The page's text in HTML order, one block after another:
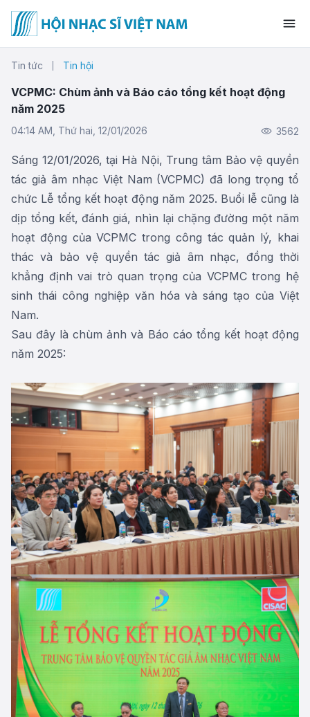
Tin tức Tin hội
VCPMC: Chùm ảnh và Báo cáo tổng kết hoạt động
năm 2025
04:14 AM, Thứ hai, 12/01/2026 3562
Sáng 12/01/2026, tại Hà Nội, Trung tâm Bảo vệ quyền
tác giả âm nhạc Việt Nam (VCPMC) đã long trọng tổ
chức Lễ tổng kết hoạt động năm 2025. Buổi lễ cũng là
dịp tổng kết, đánh giá, nhìn lại chặng đường một năm
hoạt động của VCPMC trong công tác quản lý, khai
thác và bảo vệ quyền tác giả âm nhạc, đồng thời
khẳng định vai trò quan trọng của VCPMC trong hệ
sinh thái công nghiệp văn hóa và sáng tạo của Việt
Nam.
Sau đây là chùm ảnh và Báo cáo tổng kết hoạt động
năm 2025: